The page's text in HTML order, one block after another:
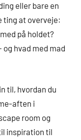
eller bare en
ting at overveje:
på holdet?
og hvad med mad
til, hvordan du
aften i
room og
inspiration til